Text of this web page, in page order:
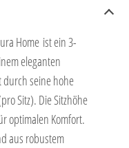
Home ist ein 3-
eleganten
seine hohe
Sitz). Die Sitzhöhe
optimalen Komfort.
aus robustem